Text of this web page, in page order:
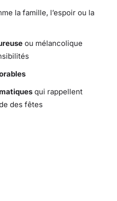
la famille, l’espoir ou la
ou mélancolique
qui rappellent
des fêtes